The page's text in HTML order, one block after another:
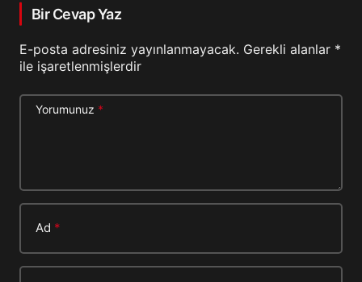
Bir Cevap Yaz
E-posta adresiniz yayınlanmayacak. Gerekli alanlar *
ile işaretlenmişlerdir
Yorumunuz *
Ad *